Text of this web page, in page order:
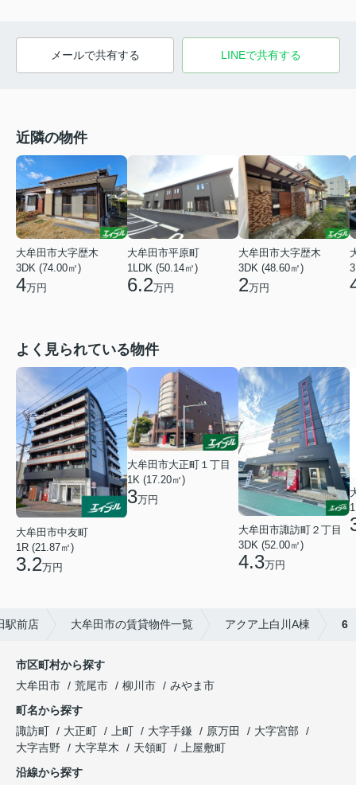
メールで共有する LINEで共有する
近隣の物件
大牟田市大字歴木
3DK (74.00㎡)
4万円
大牟田市平原町
1LDK (50.14㎡)
6.2万円
大牟田市大字歴木
3DK (48.60㎡)
2万円
よく見られている物件
大牟田市中友町
1R (21.87㎡)
3.2万円
大牟田市大正町１丁目
1K (17.20㎡)
3万円
大牟田市諏訪町２丁目
3DK (52.00㎡)
4.3万円
駅前店 大牟田市の賃貸物件一覧 アクア上白川A棟 6
市区町村から探す
大牟田市
荒尾市 柳川市
みやま市
町名から探す
諏訪町
大正町 上町 大字手鎌 原万田
大字宮部
大字吉野
大字草木 天領町
上屋敷町
沿線から探す